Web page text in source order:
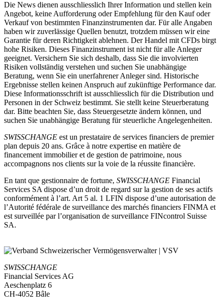
Die News dienen ausschliesslich Ihrer Information und stellen kein
Angebot, keine Aufforderung oder Empfehlung für den Kauf oder
Verkauf von bestimmten Finanzinstrumenten dar. Für alle Angaben
haben wir zuverlässige Quellen benutzt, trotzdem müssen wir eine
Garantie für deren Richtigkeit ablehnen. Der Handel mit CFDs birgt
hohe Risiken. Dieses Finanzinstrument ist nicht für alle Anleger
geeignet. Versichern Sie sich deshalb, dass Sie die involvierten
Risiken vollständig verstehen und suchen Sie unabhängige
Beratung, wenn Sie ein unerfahrener Anleger sind. Historische
Ergebnisse stellen keinen Anspruch auf zukünftige Performance dar.
Diese Informationsschrift ist ausschliesslich für die Distribution und
Personen in der Schweiz bestimmt. Sie stellt keine Steuerberatung
dar. Bitte beachten Sie, dass Steuergesetzte ändern können, und
suchen Sie unabhängige Beratung für steuerliche Angelegenheiten.
SWISSCHANGE est un prestataire de services financiers de premier
plan depuis 20 ans. Grâce à notre expertise en matière de
financement immobilier et de gestion de patrimoine, nous
accompagnons nos clients sur la voie de la réussite financière.
En tant que gestionnaire de fortune, SWISSCHANGE Financial
Services SA dispose d’un droit de regard sur la gestion de ses actifs
conformément à l’art. Art 5 al. 1 LFIN dispose d’une autorisation de
l’Autorité fédérale de surveillance des marchés financiers FINMA et
est surveillée par l’organisation de surveillance FINcontrol Suisse
SA.
SWISSCHANGE
Financial Services AG
Aeschenplatz 6
CH-4052 Bâle